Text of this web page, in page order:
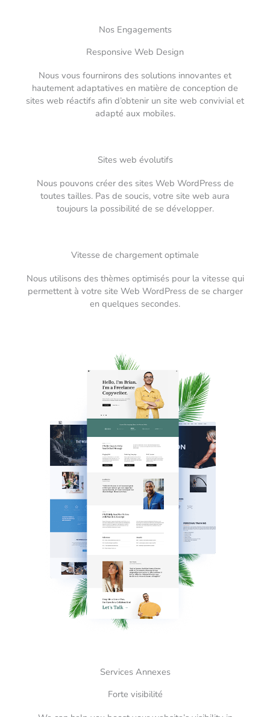
Nos Engagements
Responsive Web Design
Nous vous fournirons des solutions innovantes et
hautement adaptatives en matière de conception de
sites web réactifs afin d’obtenir un site web convivial et
adapté aux mobiles.
Sites web évolutifs
Nous pouvons créer des sites Web WordPress de
toutes tailles. Pas de soucis, votre site web aura
toujours la possibilité de se développer.
Vitesse de chargement optimale
Nous utilisons des thèmes optimisés pour la vitesse qui
permettent à votre site Web WordPress de se charger
en quelques secondes.
Services Annexes
Forte visibilité